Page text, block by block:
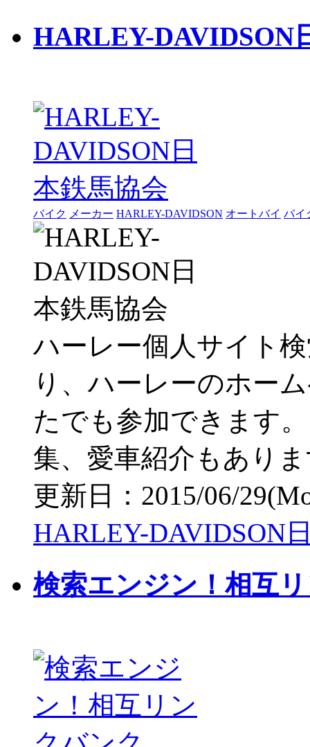
HARLEY-DAVIDSON
バイク メーカー HARLEY-DAVIDSON オートバイ バイ
ハーレー個人サイト
り、ハーレーのホー
たでも参加できます
集、愛車紹介もあり
更新日：2015/06/
HARLEY-DAVIDSON
検索エンジン！相互